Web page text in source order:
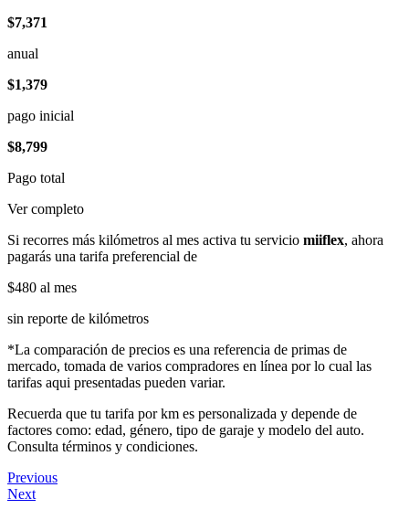
$7,371
anual
$1,379
pago inicial
$8,799
Pago total
Ver completo
Si recorres más kilómetros al mes activa tu servicio miiflex, ahora
pagarás una tarifa preferencial de
$480 al mes
sin reporte de kilómetros
*La comparación de precios es una referencia de primas de
mercado, tomada de varios compradores en línea por lo cual las
tarifas aqui presentadas pueden variar.
Recuerda que tu tarifa por km es personalizada y depende de
factores como: edad, género, tipo de garaje y modelo del auto.
Consulta términos y condiciones.
Previous
Next